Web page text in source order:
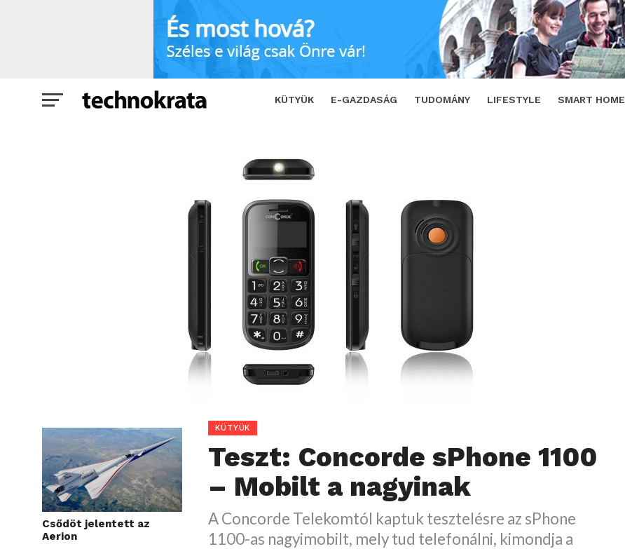
KÜTYÜK E-GAZDASÁG TUDOMÁNY LIFESTYLE SMART HOME
Teszt: Concorde sPhone 1100 – Mobilt a nagyinak SHARE TWEET
Csődöt jelentett az
Aerion
KÜTYÜK
Teszt: Concorde sPhone 1100
– Mobilt a nagyinak
A Concorde Telekomtól kaptuk tesztelésre az sPhone
1100-as nagyimobilt, mely tud telefonálni, kimondja a